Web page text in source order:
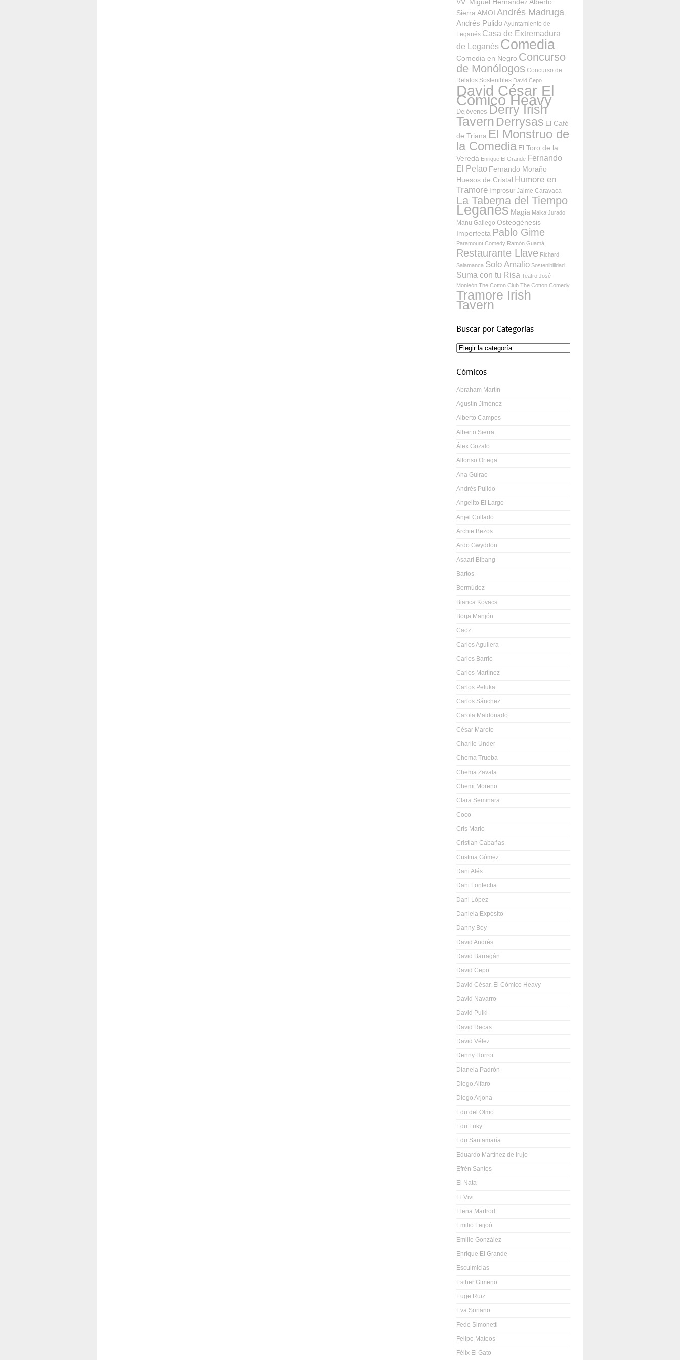
Sierra AMOI Andrés Madruga
Andrés Pulido Ayuntamiento de
Leganés Casa de Extremadura
de Leganés Comedia
Comedia en Negro Concurso
de Monólogos Concurso de
Relatos Sostenibles David Cepo
David César El
Cómico Heavy
Dejóvenes Derry Irish
Tavern Derrysas El Café
de Triana El Monstruo de
la Comedia El Toro de la
Vereda Enrique El Grande Fernando
El Pelao Fernando Moraño
Huesos de Cristal Humore en
Tramore Improsur Jaime Caravaca
La Taberna del Tiempo
Leganés Magia Maika Jurado
Manu Gallego Osteogénesis
Imperfecta Pablo Gime
Paramount Comedy Ramón Guamá
Restaurante Llave Richard
Salamanca Solo Amalio Sostenibilidad
Suma con tu Risa Teatro José
Monleón The Cotton Club The Cotton Comedy
Tramore Irish
Tavern
Buscar por Categorías
Buscar
Cómicos
Abraham Martín
Agustín Jiménez
Alberto Campos
Alberto Sierra
Álex Gozalo
Alfonso Ortega
Ana Guirao
Andrés Pulido
Angelito El Largo
Anjel Collado
Archie Bezos
Ardo Gwyddon
Asaari Bibang
Bartos
Bermúdez
Bianca Kovacs
Borja Manjón
Caoz
Carlos Aguilera
Carlos Barrio
Carlos Martínez
Carlos Peluka
Carlos Sánchez
Carola Maldonado
César Maroto
Charlie Under
Chema Trueba
Chema Zavala
Chemi Moreno
Clara Seminara
Coco
Cris Marlo
Cristian Cabañas
Cristina Gómez
Dani Alés
Dani Fontecha
Dani López
Daniela Expósito
Danny Boy
David Andrés
David Barragán
David Cepo
David César, El Cómico Heavy
David Navarro
David Pulki
David Recas
David Vélez
Denny Horror
Dianela Padrón
Diego Alfaro
Diego Arjona
Edu del Olmo
Edu Luky
Edu Santamaría
Eduardo Martínez de Irujo
Efrén Santos
El Nata
El Vivi
Elena Martrod
Emilio Feijoó
Emilio González
Enrique El Grande
Esculmicias
Esther Gimeno
Euge Ruiz
Eva Soriano
Fede Simonetti
Felipe Mateos
Félix El Gato